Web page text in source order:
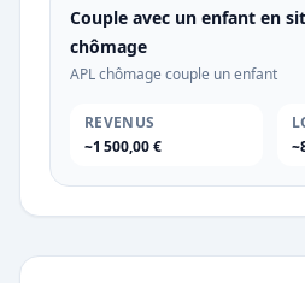
Couple avec un enfant en
chômage
APL chômage couple un enfant
REVENUS
~1 500,00 €